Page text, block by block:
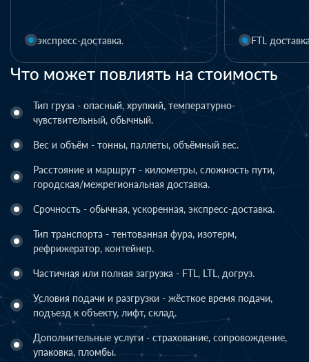
Что может повлиять на стоимость
Тип груза - опасный, хрупкий, температурно-
чувствительный, обычный.
Вес и объём - тонны, паллеты, объёмный вес.
Расстояние и маршрут - километры, сложность пути,
городская/межрегиональная доставка.
Срочность - обычная, ускоренная, экспресс-доставка.
Тип транспорта - тентованная фура, изотерм,
рефрижератор, контейнер.
Частичная или полная загрузка - FTL, LTL, догруз.
Условия подачи и разгрузки - жёсткое время подачи,
подъезд к объекту, лифт, склад.
Дополнительные услуги - страхование, сопровождение,
упаковка, пломбы.
FTL доставка LTL